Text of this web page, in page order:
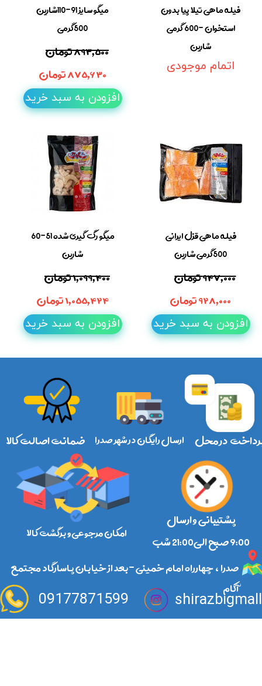
فیله ماهی تیلا پیا بدون
استخوان -600 گرمی
شارین
اتمام موجودی
میگو سایز 91-110شارین
500گرمی
۸۹۳,۵۰۰ تومان
۸۷۵,۶۳۰ تومان
افزودن به سبد خرید
فیله ماهی قزل ایرانی
500گرمی شارین
۹۴۷,۰۰۰ تومان
۹۲۸,۰۰۰ تومان
افزودن به سبد خرید
میگو رگ گیری شده 51-60
شارین
۱,۰۹۹,۴۰۰ تومان
۱,۰۵۵,۴۲۴ تومان
افزودن به سبد خرید
ارسال رایگان در شهر صدرا در محل
امکان مرجوعی و برگشت کالا
ضمانت اصالت کالا
صدرا ، چهارراه امام خمینی -بعد از خیابان پاسارگاد مجتمع
آکام
09177871599
پشتیبانی و ارسال
​​​​​​​9:00 صبح الی21:00 شب